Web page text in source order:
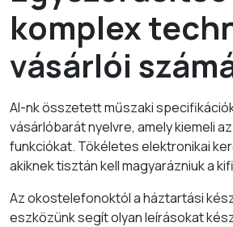
komplex
vásárlói
AI-nk összetett műszaki
vásárlóbarát nyelvre, amely kiemeli
funkciókat. Tökéletes elektronikai
akiknek tisztán kell magyarázniuk a
Az okostelefonoktól a háztartási
eszközünk segít olyan leírásokat